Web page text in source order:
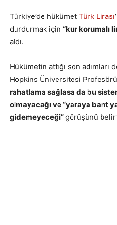
Türkiye’de hükümet Türk Lirası
durdurmak için “kur korumalı
aldı.
Hükümetin attığı son adımları
Hopkins Üniversitesi
rahatlama sağlasa da bu
olmayacağı ve “yaraya bant
gidemeyeceği”görüşünü